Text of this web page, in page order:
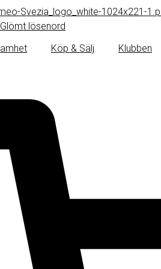
Glömt lösenord
Köp & Sälj Klubben